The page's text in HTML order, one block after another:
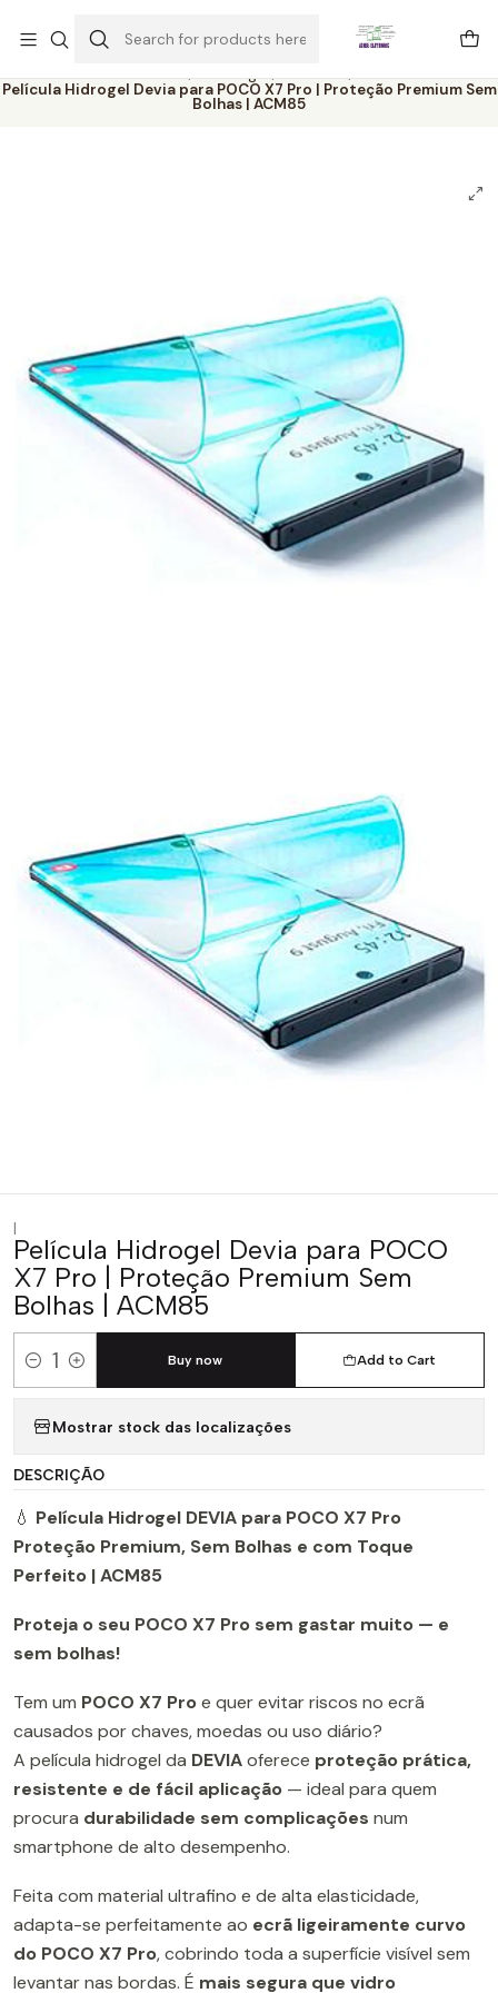
Home Catálogo
Películas
Película Hidrogel Devia para POCO X7 Pro | Proteção Premium Sem
Bolhas | ACM85
|
Película Hidrogel Devia para POCO
X7 Pro | Proteção Premium Sem
Bolhas | ACM85
Quantity
Add to Cart
Buy now
Mostrar stock das localizações
DESCRIÇÃO
💧 Película Hidrogel DEVIA para POCO X7 Pro
Proteção Premium, Sem Bolhas e com Toque
Perfeito | ACM85
Proteja o seu POCO X7 Pro sem gastar muito — e
sem bolhas!
Tem um POCO X7 Proe quer evitar riscos no ecrã
causados por chaves, moedas ou uso diário?
A película hidrogel da DEVIAoferece proteção prática,
resistente e de fácil aplicação — ideal para quem
procura durabilidade sem complicações num
smartphone de alto desempenho.
Feita com material ultrafino e de alta elasticidade,
adapta-se perfeitamente ao ecrã ligeiramente curvo
do POCO X7 Pro, cobrindo toda a superfície visível sem
levantar nas bordas. É mais segura que vidro